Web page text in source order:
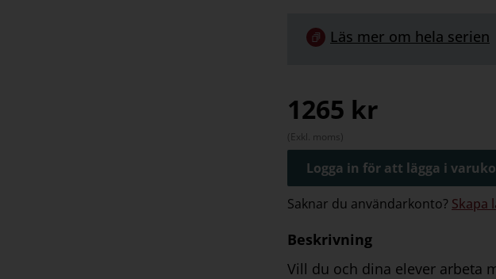
LänkLäs mer om hela serien
1265 kr
(Exkl. moms)
Logga in för att lägga i
Saknar du användarkonto? Skapa
Beskrivning
Vill du och dina elever arbeta